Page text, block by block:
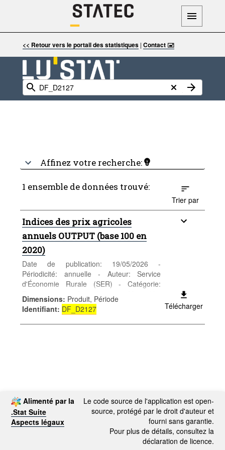
<< Retour vers le portail des statistiques| Contact 🖃
Affinez votre recherche:
1 ensemble de données trouvé:
Trier par
Indices des prix agricoles
annuels OUTPUT (base 100 en
2020)
Date de publication: 19/05/2026 -
Périodicité: annuelle - Auteur: Service
d'Économie Rurale (SER) - Catégorie:
Entreprises - Agriculture - Mots-clés:
agriculture
Dimensions: Produit, Période
Identifiant: DF_D2127 Télécharger
Alimenté par la
.Stat Suite
Aspects légaux
Le code source de l'application est open-
source, protégé par le droit d'auteur et
fourni sans garantie.
Pour plus de détails, consultez la
déclaration de licence.